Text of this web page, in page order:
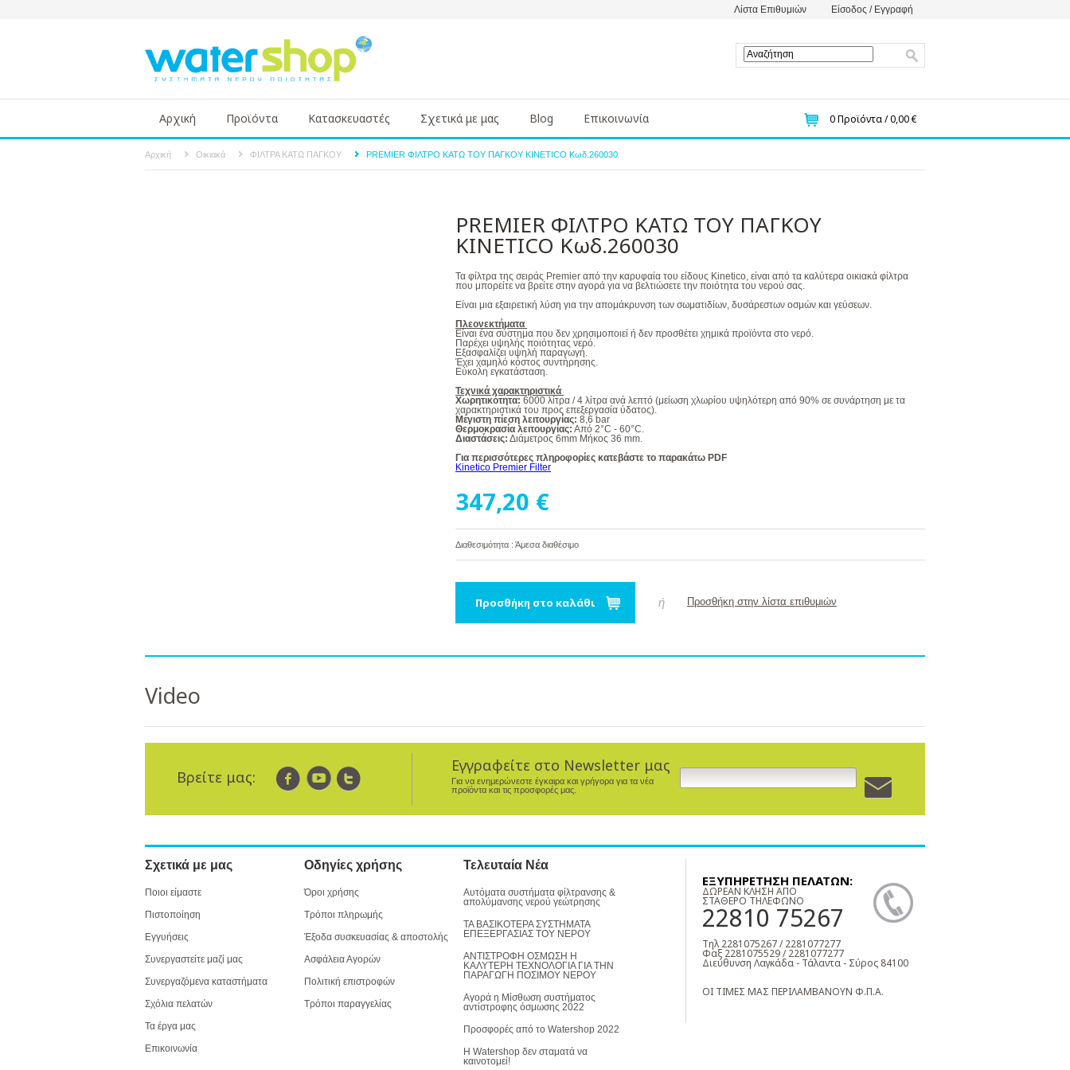
Λίστα Επιθυμιών Είσοδος / Εγγραφή
Αρχική Προϊόντα Κατασκευαστές Σχετικά με μας Blog Επικοινωνία 0Προϊόντα /0,00 €
Αρχική Οικιακά ΦΙΛΤΡΑ ΚΑΤΩ ΠΑΓΚΟΥ PREMIER ΦΙΛΤΡΟ ΚΑΤΩ ΤΟΥ ΠΑΓΚΟΥ KINETICO Κωδ.260030
PREMIER ΦΙΛΤΡΟ ΚΑΤΩ ΤΟΥ ΠΑΓΚΟΥ
KINETICO Κωδ.260030
Τα φίλτρα της σειράς Premier από την καρυφαία του είδους Kinetico, είναι από τα καλύτερα οικιακά φίλτρα
που μπορείτε να βρείτε στην αγορά για να βελτιώσετε την ποιότητα του νερού σας.
Είναι μια εξαιρετική λύση για την απομάκρυνση των σωματιδίων, δυσάρεστων οσμών και γεύσεων.
Πλεονεκτήματα
Είναι ένα σύστημα που δεν χρησιμοποιεί ή δεν προσθέτει χημικά προϊόντα στο νερό.
Παρέχει υψηλής ποιότητας νερό.
Εξασφαλίζει υψηλή παραγωγή.
Έχει χαμηλό κόστος συντήρησης.
Εύκολη εγκατάσταση.
Τεχνικά χαρακτηριστικά
Χωρητικότητα: 6000 λίτρα / 4 λίτρα ανά λεπτό (μείωση χλωρίου υψηλότερη από 90% σε συνάρτηση με τα
χαρακτηριστικά του προς επεξεργασία ύδατος).
Μέγιστη πίεση λειτουργίας: 8,6 bar
Θερμοκρασία λειτουργίας: Από 2°C - 60°C.
Διαστάσεις: Διάμετρος 6mm Μήκος 36 mm.
Για περισσότερες πληροφορίες κατεβάστε το παρακάτω PDF
Kinetico Premier Filter
347,20 €
Διαθεσιμότητα : Άμεσα διαθέσιμο
Προσθήκη στο καλάθι ή Προσθήκη στην λίστα επιθυμιών
Video
Βρείτε μας:
Εγγραφείτε στο Newsletter μας
Για να ενημερώνεστε έγκαιρα και γρήγορα για τα νέα
προϊόντα και τις προσφορές μας.
Σχετικά με μας
Ποιοι είμαστε
Πιστοποίηση
Εγγυήσεις
Συνεργαστείτε μαζί μας
Συνεργαζόμενα καταστήματα
Σχόλια πελατών
Τα έργα μας
Επικοινωνία
Οδηγίες χρήσης
Όροι χρήσης
Τρόποι πληρωμής
Έξοδα συσκευασίας & αποστολής
Ασφάλεια Αγορών
Πολιτική επιστροφών
Τρόποι παραγγελίας
Τελευταία Νέα
Αυτόματα συστήματα φίλτρανσης &
απολύμανσης νερού γεώτρησης
ΤΑ ΒΑΣΙΚΟΤΕΡΑ ΣΥΣΤΗΜΑΤΑ
ΕΠΕΞΕΡΓΑΣΙΑΣ ΤΟΥ ΝΕΡΟΥ
ΑΝΤΙΣΤΡΟΦΗ ΟΣΜΩΣΗ Η
ΚΑΛΥΤΕΡΗ ΤΕΧΝΟΛΟΓΙΑ ΓΙΑ ΤΗΝ
ΠΑΡΑΓΩΓΗ ΠΟΣΙΜΟΥ ΝΕΡΟΥ
Αγορά η Μίσθωση συστήματος
αντίστροφης όσμωσης 2022
Προσφορές από το Watershop 2022
Η Watershop δεν σταματά να
καινοτομεί!
ΕΞΥΠΗΡΕΤΗΣΗ ΠΕΛΑΤΩΝ:
ΔΩΡΕΑΝ ΚΛΗΣΗ ΑΠΟ
ΣΤΑΘΕΡΟ ΤΗΛΕΦΩΝΟ
22810 75267
Τηλ 2281075267 / 2281077277
Φαξ 2281075529 / 2281077277
Διεύθυνση Λαγκάδα - Τάλαντα - Σύρος 84100
ΟΙ ΤΙΜΕΣ ΜΑΣ ΠΕΡΙΛΑΜΒΑΝΟΥΝ Φ.Π.Α.